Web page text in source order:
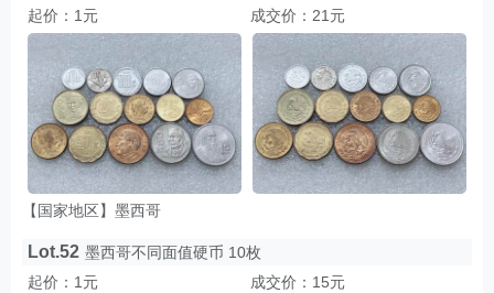
起价：1元
成交价：21元
【国家地区】墨西哥
Lot.52 墨西哥不同面值硬币 10枚
起价：1元
成交价：15元